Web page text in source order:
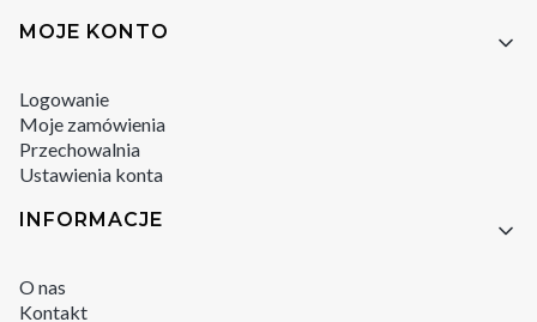
MOJE KONTO
Logowanie
Moje zamówienia
Przechowalnia
Ustawienia konta
INFORMACJE
O nas
Kontakt